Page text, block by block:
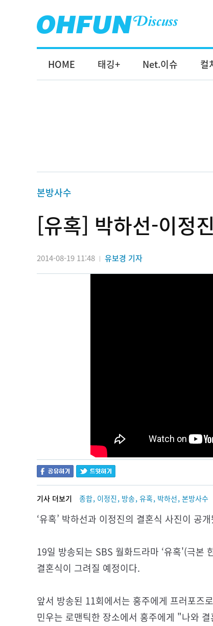
HOME 태깅+ Net.이슈 컬
본방사수
[유혹] 박하선-이정
2014-08-19 11:48 | 유보경 기자
기사 더보기 종합, 이정진, 방송, 유혹, 박하선, 본방사수
‘유혹’ 박하선과 이정진의 결혼식 사진이 공
19일 방송되는 SBS 월화드라마 ‘유혹'(극본
결혼식이 그려질 예정이다.
앞서 방송된 11회에서는 홍주에게 프러포즈
민우는 로맨틱한 장소에서 홍주에게 "나와